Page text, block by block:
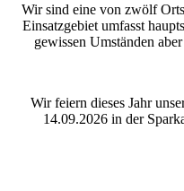
Wir sind eine von zwölf
Einsatzgebiet umfasst
gewissen Umständen
Wir feiern dieses Jahr
14.09.2026 in der